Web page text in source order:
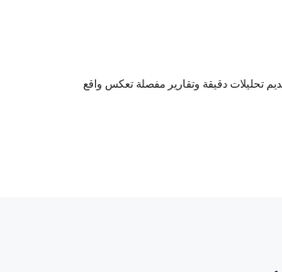
تحليلات دقيقة وتقارير مفصلة تعكس واقع